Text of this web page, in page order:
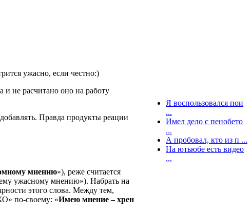
ужасно, если честно:)
и не расчитано оно на работу
Правда продукты реации
мнению»), реже считается
ужасному мнению»). Набрать на
этого слова. Между тем,
по-своему: «Имею мнение – хрен
Я воспользовался пои
...
Имел дело с пенобето
...
А пробовал, кто из п ...
На ютьюбе есть видео
...